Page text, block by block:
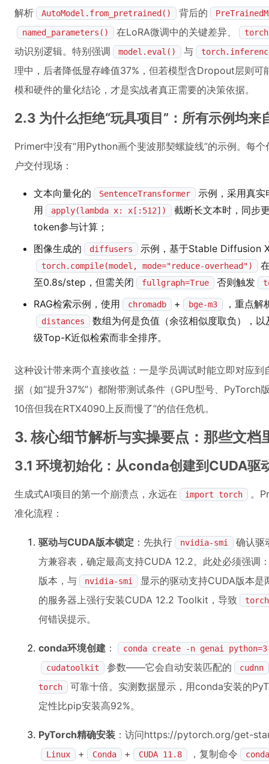
解析
AutoModel.from_pretrained() 背后的
named_parameters()
在LoRA微调中的关键差异、
动识别逻辑。特别强调 model.eval() 与
理中，后者降低显存峰值37%，但若模型含Dropout层则
模和硬件的量化结论，才是实战者真正需要的决策依据。
2.3 为什么拒绝“玩具项目”：所有示例均来
Primer中没有“用Python画个斐波那契螺旋线”的示例。每
户交付现场：
文本向量化的 SentenceTransformer
示例，采用真实
用
apply(lambda x: x[:512])
截断长文本时，同步
token参与计算；
图像生成的
diffusers 示例，基于Stable Diffusion
torch.compile(model, mode="reduce-overhead")
至0.8s/step，但需关闭
fullgraph=True 否则触发
RAG检索示例，使用 chromadb + bge-m3 ，重点解
distances
数组为何是负值（余弦相似度取负），以
级Top-K近似检索而非全排序。
这种设计带来两个直接收益：一是学员调试时能立即对应
据（如“提升37%”）都附带测试条件（GPU型号、PyTorch
10倍但我在RTX4090上反而慢了”的信任危机。
3. 核心细节解析与实操要点：那些文档
3.1 环境初始化：从conda创建到CUDA驱
生成式AI项目的第一个崩溃点，永远在 import torch
。
准化流程：
驱动与CUDA版本锁定 ：先执行 nvidia-smi
确认驱
方兼容表，确定最高支持CUDA 12.2。此处必须强调
版本，与
nvidia-smi
显示的驱动支持CUDA版本是
的服务器上强行安装CUDA 12.2 Toolkit，导致
何错误提示。
conda环境创建 ：
conda create -n genai
cudatoolkit
参数——它会自动安装匹配的
cudnn
torch
可靠十倍。实测数据显示，用conda安装的
定性比pip安装高92%。
PyTorch精确安装 ：访问https://pytorch.org/get-
Linux + Conda + CUDA 11.8 ，复制命令